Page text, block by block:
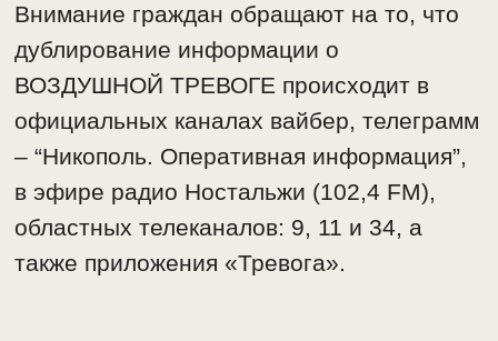
Внимание граждан обращают на то, что
дублирование информации о
ВОЗДУШНОЙ ТРЕВОГЕ происходит в
официальных каналах вайбер, телеграмм
– “Никополь. Оперативная информация”,
в эфире радио Ностальжи (102,4 FM),
областных телеканалов: 9, 11 и 34, а
также приложения «Тревога».